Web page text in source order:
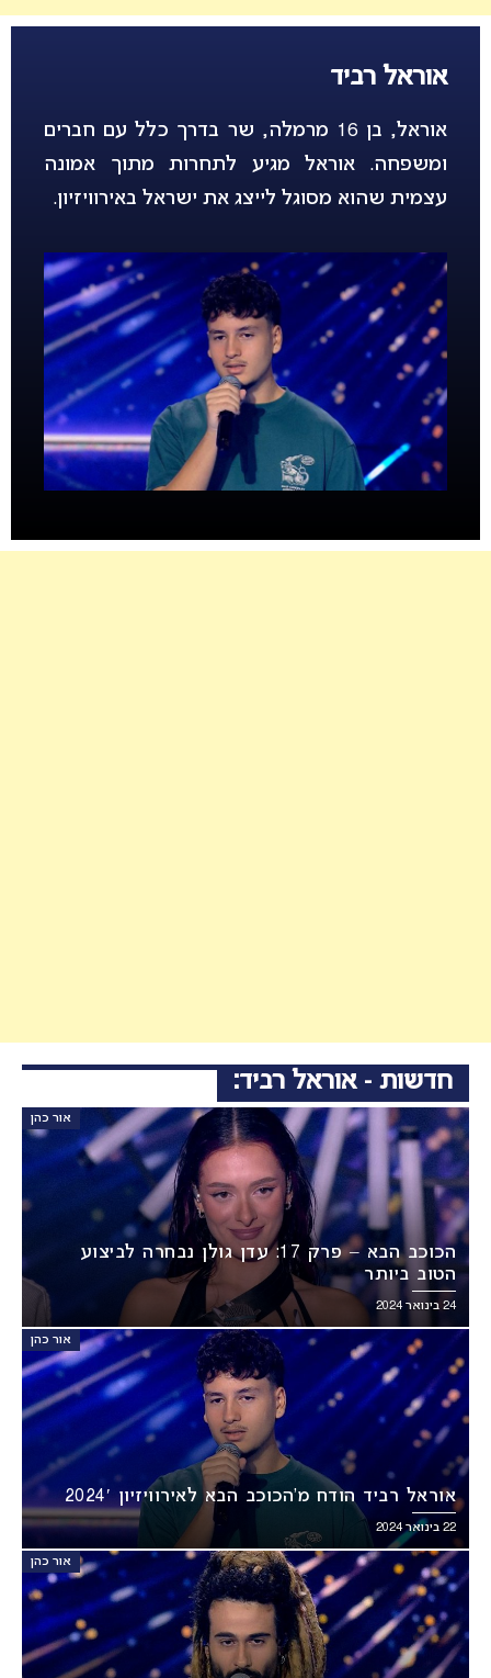
אוראל רביד
אוראל, בן 16 מרמלה, שר בדרך כלל עם חברים
ומשפחה. אוראל מגיע לתחרות מתוך אמונה
עצמית שהוא מסוגל לייצג את ישראל באירוויזיון.
חדשות - אוראל רביד:
אור כהן
הכוכב הבא – פרק 17: עדן גולן נבחרה לביצוע
הטוב ביותר
24 בינואר 2024
אור כהן
אוראל רביד הודח מ’הכוכב הבא לאירוויזיון 2024′
22 בינואר 2024
אור כהן